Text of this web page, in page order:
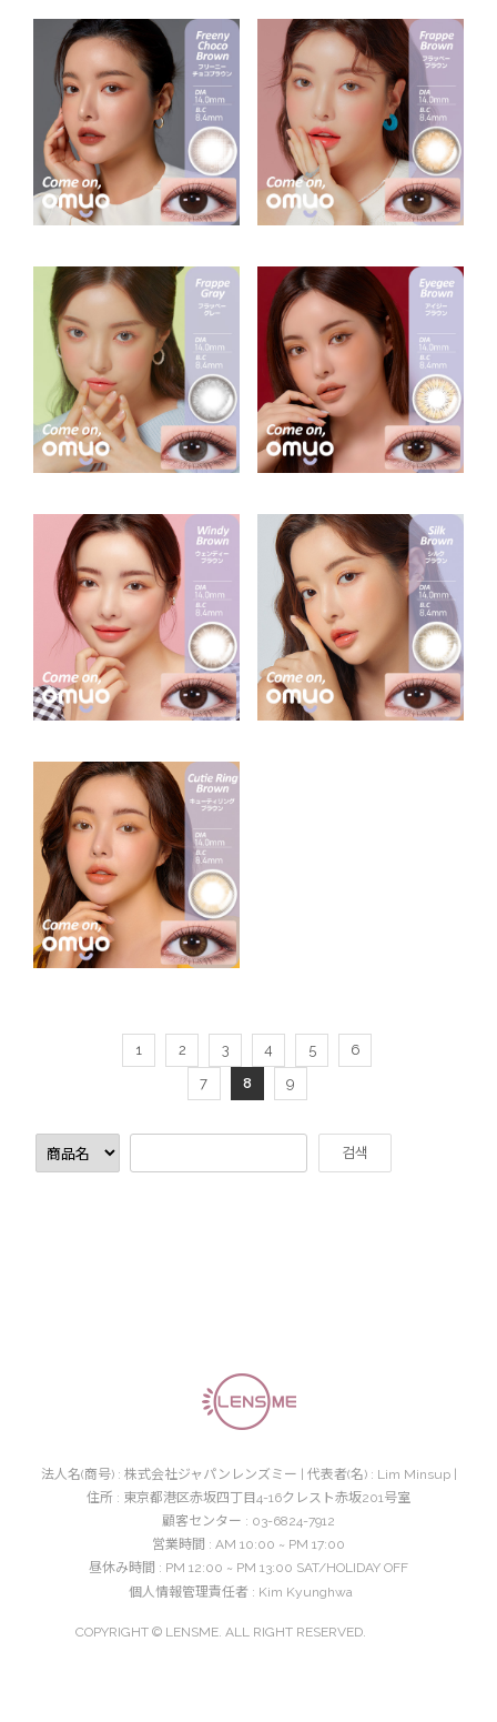
1 2 3 4 5
6
7
8 9
法人名(商号) : 株式会社ジャパンレンズミー | 代表者(名) : Lim Minsup |
住所 : 東京都港区赤坂四丁目4-16クレスト赤坂201号室
顧客センター : 03-6824-7912
営業時間 : AM 10:00 ~ PM 17:00
昼休み時間 : PM 12:00 ~ PM 13:00 SAT/HOLIDAY OFF
個人情報管理責任者 : Kim Kyunghwa
COPYRIGHT © LENSME. ALL RIGHT RESERVED.